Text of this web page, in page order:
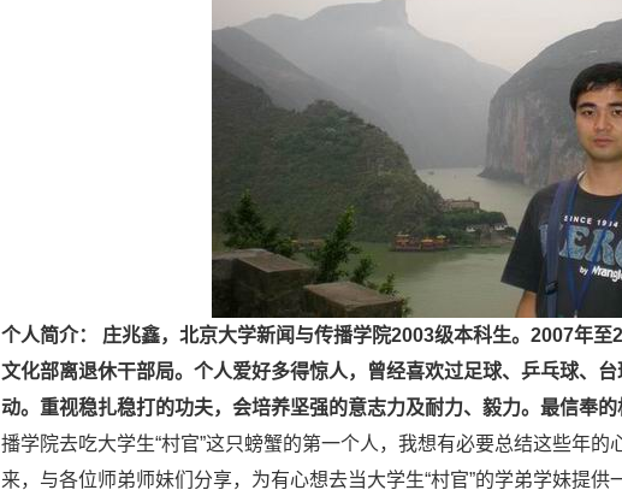
个人简介： 庄兆鑫，北京大学新闻与传播学院2003级本科生。2007年
文化部离退休干部局。个人爱好多得惊人，曾经喜欢过足球、乒乓球、
动。重视稳扎稳打的功夫，会培养坚强的意志力及耐力、毅力。最信奉的
播学院去吃大学生“村官”这只螃蟹的第一个人，我想有必要总结这些年
来，与各位师弟师妹们分享，为有心想去当大学生“村官”的学弟学妹提供